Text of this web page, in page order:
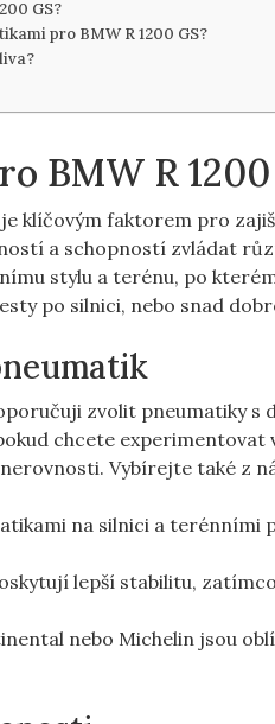
GS?
pro BMW R 1200 GS?
BMW R 1200
klíčovým faktorem pro
a schopností zvládat
stylu a terénu, po
po silnici, nebo snad
zvolit pneumatiky
chcete experimentovat
Vybírejte také z
na silnici a terénními
lepší stabilitu,
nebo Michelin jsou